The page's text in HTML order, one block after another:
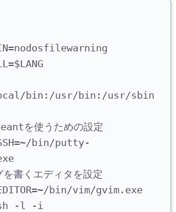
=nodosfilewarning
=$LANG
bin:/usr/bin:/usr/sbin
を使うための設定
=~/bin/putty-
書くエディタを設定
=~/bin/vim/gvim.exe
-l -i